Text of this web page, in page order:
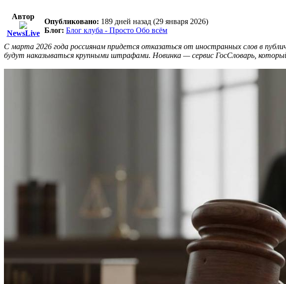
Автор
NewsLive
Опубликовано: 189 дней назад (29 января 2026)
Блог: Блог клуба - Просто Обо всём
С марта 2026 года россиянам придется отказаться от иностранных слов в
будут наказываться крупными штрафами. Новинка — сервис ГосСловарь,